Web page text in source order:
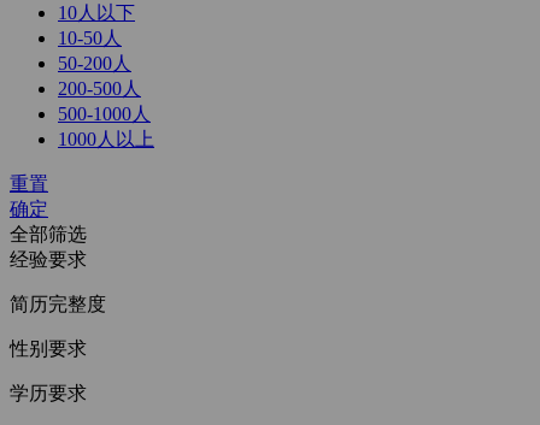
10人以下
10-50人
50-200人
200-500人
500-1000人
1000人以上
重置
确定
全部筛选
经验要求
简历完整度
性别要求
学历要求